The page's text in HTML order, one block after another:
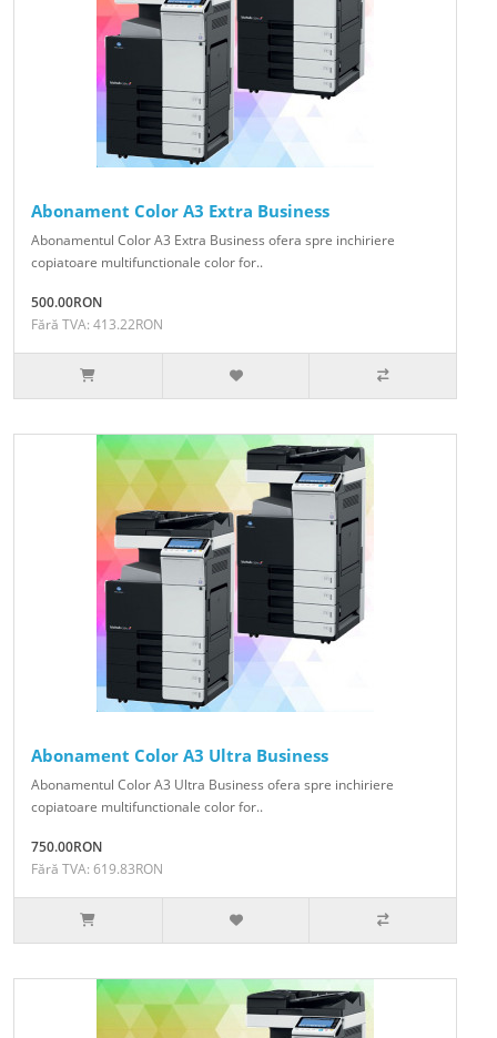
Abonament Color A3 Extra Business
Abonamentul Color A3 Extra Business ofera spre inchiriere
copiatoare multifunctionale color for..
500.00RON
Fără TVA: 413.22RON
Abonament Color A3 Ultra Business
Abonamentul Color A3 Ultra Business ofera spre inchiriere
copiatoare multifunctionale color for..
750.00RON
Fără TVA: 619.83RON